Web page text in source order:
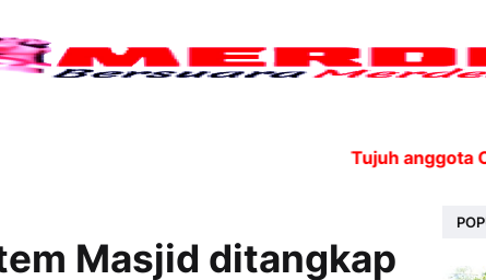
Tujuh anggota
Masjid ditangkap